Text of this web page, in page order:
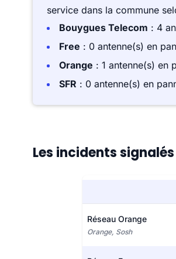
service dans la commune
Bouygues Telecom : 4
Free : 0 antenne(s) en
Orange : 1 antenne(s) en
SFR : 0 antenne(s) en
Les incidents
Réseau Orange
Orange, Sosh